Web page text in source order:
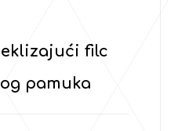
filc
pamuka